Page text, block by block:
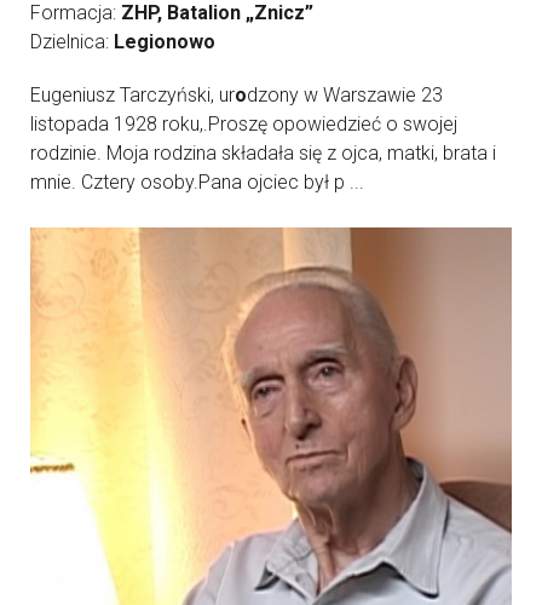
Formacja: ZHP, Batalion „Znicz”
Dzielnica: Legionowo
Eugeniusz Tarczyński, urodzony w Warszawie 23
listopada 1928 roku,.Proszę opowiedzieć o swojej
rodzinie. Moja rodzina składała się z ojca, matki, brata i
mnie. Cztery osoby.Pana ojciec był p ...